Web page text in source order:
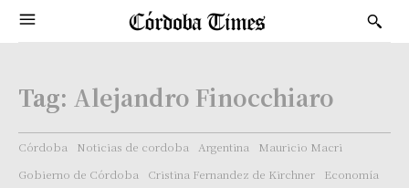
Tag: Alejandro Finocchiaro
Córdoba Noticias de cordoba Argentina
Mauricio Macri
Gobierno de Córdoba
Cristina Fernandez de Kirchner
Economía